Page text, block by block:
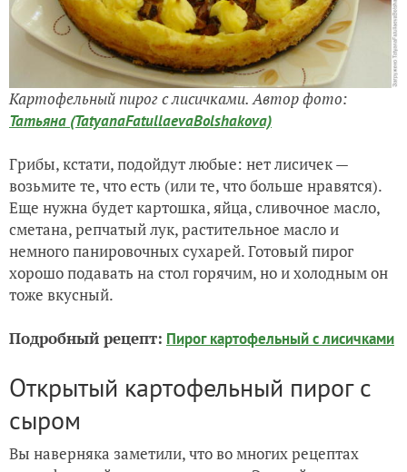
Картофельный пирог с лисичками. Автор фото:
Татьяна (TatyanaFatullaevaBolshakova)
Грибы, кстати, подойдут любые: нет лисичек —
возьмите те, что есть (или те, что больше нравятся).
Еще нужна будет картошка, яйца, сливочное масло,
сметана, репчатый лук, растительное масло и
немного панировочных сухарей. Готовый пирог
хорошо подавать на стол горячим, но и холодным он
тоже вкусный.
Подробный рецепт: Пирог картофельный с лисичками
Открытый картофельный пирог с
сыром
Вы наверняка заметили, что во многих рецептах